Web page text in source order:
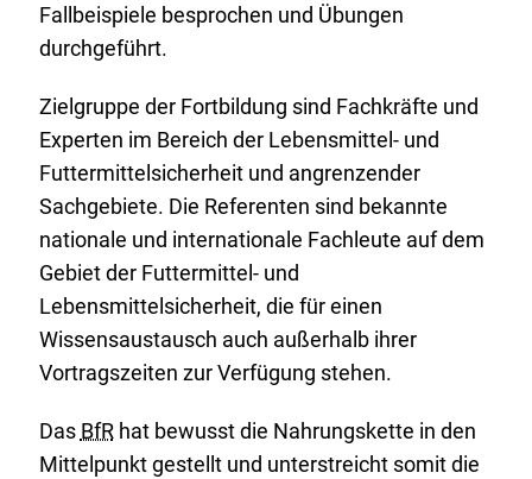
Fallbeispiele besprochen und Übungen
durchgeführt.
Zielgruppe der Fortbildung sind Fachkräfte und
Experten im Bereich der Lebensmittel- und
Futtermittelsicherheit und angrenzender
Sachgebiete. Die Referenten sind bekannte
nationale und internationale Fachleute auf dem
Gebiet der Futtermittel- und
Lebensmittelsicherheit, die für einen
Wissensaustausch auch außerhalb ihrer
Vortragszeiten zur Verfügung stehen.
Das BfRhat bewusst die Nahrungskette in den
Mittelpunkt gestellt und unterstreicht somit die